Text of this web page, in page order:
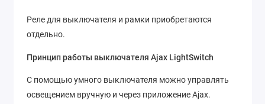
Реле для выключателя и рамки приобретаются
отдельно.
Принцип работы выключателя Ajax LightSwitch
С помощью умного выключателя можно управлять
освещением вручную и через приложение Ajax.